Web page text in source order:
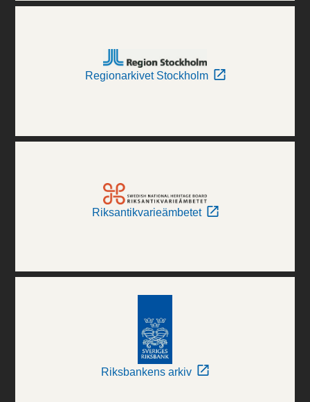
Regionarkivet Stockholm
Riksantikvarieämbetet
Riksbankens arkiv